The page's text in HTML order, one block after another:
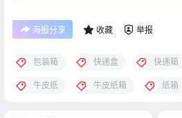
海报分享 收藏 举报
包装箱 快递盒 快递箱
牛皮纸 牛皮纸箱 纸箱